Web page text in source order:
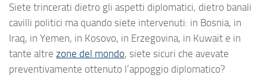
Siete trincerati dietro gli aspetti diplomatici, dietro banali
cavilli politici ma quando siete intervenuti: in Bosnia, in
Iraq, in Yemen, in Kosovo, in Erzegovina, in Kuwait e in
tante altre zone del mondo, siete sicuri che avevate
preventivamente ottenuto l’appoggio diplomatico?